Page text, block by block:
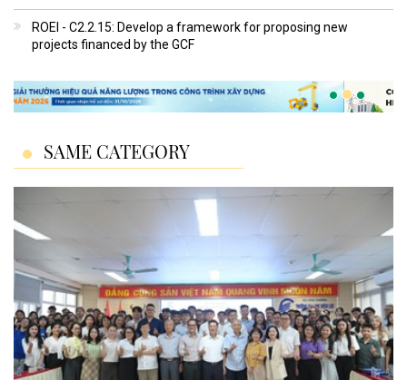
ROEI - C2.2.15: Develop a framework for proposing new
projects financed by the GCF
SAME CATEGORY